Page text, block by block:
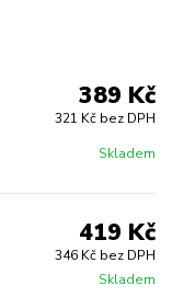
Skladem
389 Kč
321 Kč bez DPH
Skladem
419 Kč
346 Kč bez DPH